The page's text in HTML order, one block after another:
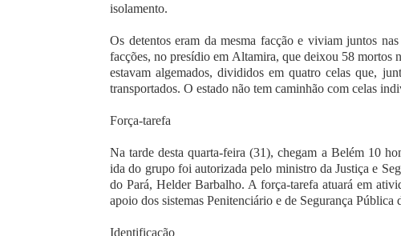
isolamento.
Os detentos eram da mesma facção e viviam juntos
facções, no presídio em Altamira, que deixou 58 mortos
estavam algemados, divididos em quatro celas que,
transportados. O estado não tem caminhão com celas
Força-tarefa
Na tarde desta quarta-feira (31), chegam a Belém 10
ida do grupo foi autorizada pelo ministro da Justiça e
do Pará, Helder Barbalho. A força-tarefa atuará em
apoio dos sistemas Penitenciário e de Segurança Pública
Identificação